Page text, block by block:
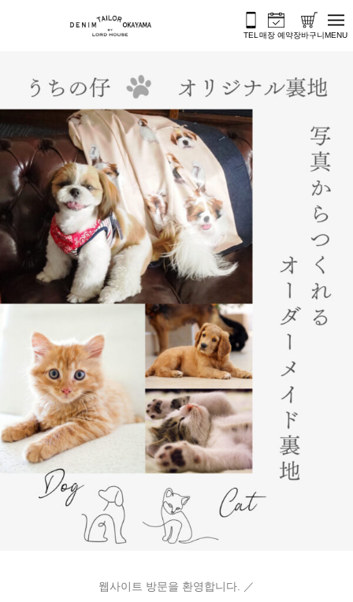
TEL 매장 예약장바구니MENU
웹사이트 방문을 환영합니다. ／